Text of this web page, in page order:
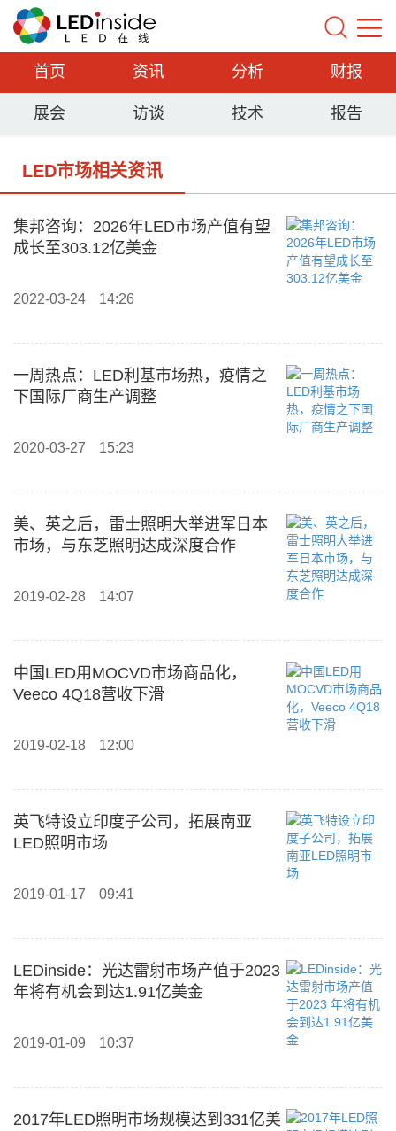
首页 资讯 分析 财报
展会 访谈 技术 报告
LED市场相关资讯
集邦咨询：2026年LED市场产值有望
成长至303.12亿美金
2022-03-24 14:26
一周热点：LED利基市场热，疫情之
下国际厂商生产调整
2020-03-27 15:23
美、英之后，雷士照明大举进军日本
市场，与东芝照明达成深度合作
2019-02-28 14:07
中国LED用MOCVD市场商品化，
Veeco 4Q18营收下滑
2019-02-18 12:00
英飞特设立印度子公司，拓展南亚
LED照明市场
2019-01-17 09:41
LEDinside：光达雷射市场产值于2023
年将有机会到达1.91亿美金
2019-01-09 10:37
2017年LED照明市场规模达到331亿美